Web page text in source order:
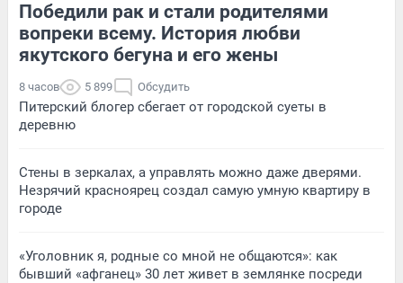
Победили рак и стали родителями
вопреки всему. История любви
якутского бегуна и его жены
8 часов 5 899 Обсудить
Питерский блогер сбегает от городской суеты в
деревню
Стены в зеркалах, а управлять можно даже дверями.
Незрячий красноярец создал самую умную квартиру в
городе
«Уголовник я, родные со мной не общаются»: как
бывший «афганец» 30 лет живет в землянке посреди